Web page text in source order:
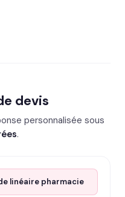
devis
personnalisée sous
.
linéaire pharmacie